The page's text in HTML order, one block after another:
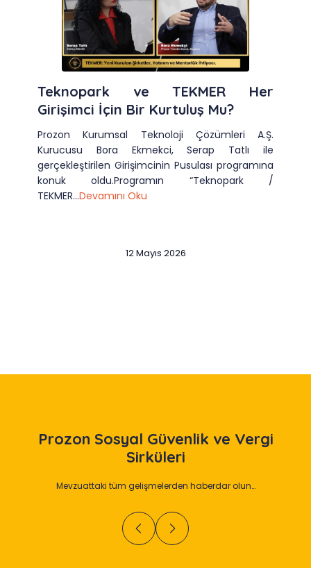
Teknopark ve TEKMER Her
Girişimci İçin Bir Kurtuluş Mu?
Prozon Kurumsal Teknoloji Çözümleri A.Ş.
Kurucusu Bora Ekmekci, Serap Tatlı ile
gerçekleştirilen Girişimcinin Pusulası programına
konuk oldu.Programın “Teknopark /
TEKMER...Devamını Oku
12 Mayıs 2026
Prozon Sosyal Güvenlik ve Vergi
Sirküleri
Mevzuattaki tüm gelişmelerden haberdar olun…